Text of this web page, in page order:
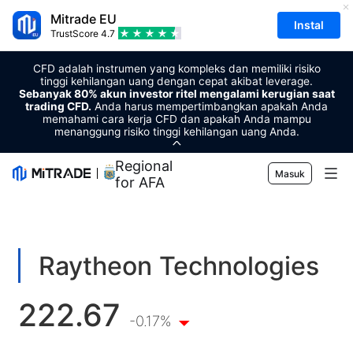
Mitrade EU
TrustScore 4.7
Instal
CFD adalah instrumen yang kompleks dan memiliki risiko
tinggi kehilangan uang dengan cepat akibat leverage.
Sebanyak 80% akun investor ritel mengalami kerugian saat
trading CFD. Anda harus mempertimbangkan apakah Anda
memahami cara kerja CFD dan apakah Anda mampu
menanggung risiko tinggi kehilangan uang Anda.
Regional Sponsor
for AFA
Masuk
Forex
Komoditas
Mata uang kripto
Trading
Platform Perdagangan
Manajemen Risiko
Alat Pasar
Kalender Ekonomi
Edukasi
Raytheon Technologies
222.67 -0.17%